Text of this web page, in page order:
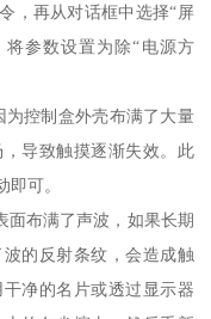
，再从对话框中选择“屏
参数设置为除“电源方
控制盒外壳布满了大量
导致触摸逐渐失效。此
可。
面布满了声波，如果长期
的反射条纹，会造成触
净的名片或透过显示器